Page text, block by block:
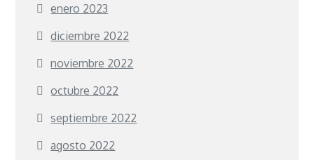
enero 2023
diciembre 2022
noviembre 2022
octubre 2022
septiembre 2022
agosto 2022